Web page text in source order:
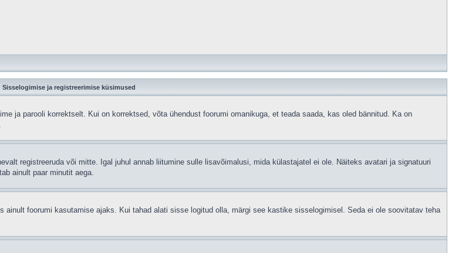
Sisselogimise ja registreerimise küsimused
ja parooli korrektselt. Kui on korrektsed, võta ühendust foorumi omanikuga, et teada saada, kas oled bännitud. Ka on
registreeruda või mitte. Igal juhul annab liitumine sulle lisavõimalusi, mida külastajatel ei ole. Näiteks avatari ja signatuuri
ainult paar minutit aega.
ainult foorumi kasutamise ajaks. Kui tahad alati sisse logitud olla, märgi see kastike sisselogimisel. Seda ei ole soovitatav teha